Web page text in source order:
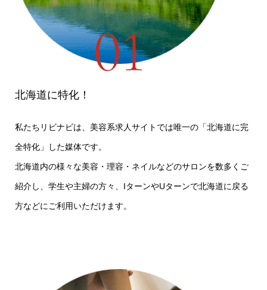
北海道に特化！
私たちリビナビは、美容系求人サイトでは唯一の「北海道に完
全特化」した媒体です。
北海道内の様々な美容・理容・ネイルなどのサロンを数多くご
紹介し、学生や主婦の方々、IターンやUターンで北海道に戻る
方などにご利用いただけます。